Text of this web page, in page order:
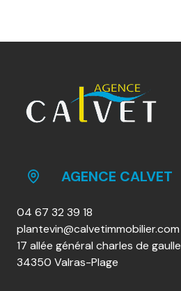
AGENCE CALVET
04 67 32 39 18
plantevin@calvetimmobilier.com
17 allée général charles de gaulle
34350 Valras-Plage